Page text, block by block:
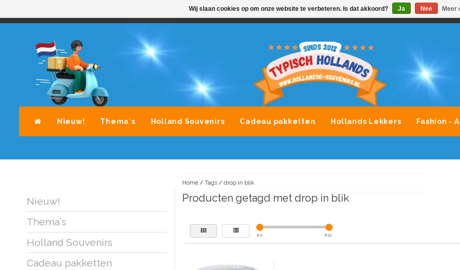
AVONDLEVERING MOGELIJK ALLE MERKEN SOUVENIRS
Nieuw! Thema`s Holland Souvenirs Cadeau pakketten Hollands Lekkers Fashion -
Nieuw!
Thema`s
Holland Souvenirs
Cadeau pakketten
Home/ Tags/ drop in blik
Producten getagd met drop in blik
€0 €10
Wij slaan cookies op om onze website te verbeteren. Is dat akkoord? Ja Nee Meer